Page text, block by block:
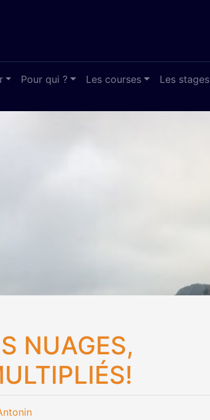
Pour qui ? Les courses Les stages
NUAGES,